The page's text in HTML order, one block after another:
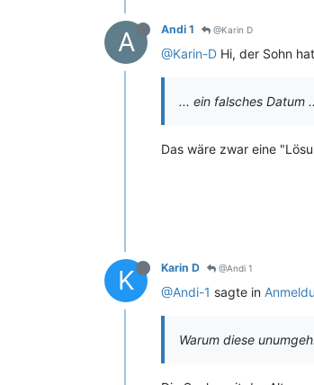
A Andi 1 @Karin D
@Karin-D Hi, der Sohn
... ein falsches Datum
Das wäre zwar eine
K Karin D @Andi 1
@Andi-1 sagte in
Warum diese